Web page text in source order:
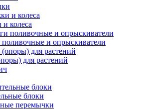
колеса
и опрыскиватели
для растений
блоки